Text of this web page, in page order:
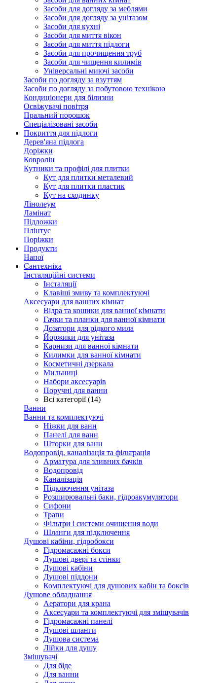
Засоби для догляду за меблями
Засоби для догляду за унітазом
Засоби для кухні
Засоби для миття вікон
Засоби для миття підлоги
Засоби для прочищення труб
Засоби для чищення килимів
Універсальні миючі засоби
Засоби по догляду за взуттям
Засоби по догляду за побутовою технікою
Кондиціонери для білизни
Освіжувачі повітря
Пральний порошок
Спеціалізовані засоби
Покриття для підлоги
Дерев'яна підлога
Доріжки
Ковролін
Кутники та профілі для плитки
Кут для плитки металевий
Кут для плитки пластик
Кут на сходинку
Лінолеум
Ламінат
Підложки
Плінтус
Поріжки
Продукти
Напої
Сантехніка
Інсталяційні системи
Інсталяції
Клавіші змиву та комплектуючі
Аксесуари для ванних кімнат
Відра та кошики для ванної кімнати
Гачки та планки для ванної кімнати
Дозатори для рідкого мила
Йоржики для унітаза
Карнизи для ванної кімнати
Килимки для ванної кімнати
Косметичні дзеркала
Мильниці
Набори аксесуарів
Поручні для ванни
Всі категорії (14)
Ванни
Ванни та комплектуючі
Ніжки для ванн
Панелі для ванн
Шторки для ванн
Водопровід, каналізація та фільтрація
Арматура для зливних бачків
Водопровід
Каналізація
Підключення унітаза
Розширювальні баки, гідроакумулятори
Сифони
Трапи
Фільтри і системи очищення води
Шланги для підключення
Душові кабіни, гідробокси
Гідромасажні бокси
Душові двері та стінки
Душові кабіни
Душові піддони
Комплектуючі для душових кабін та боксів
Душове обладнання
Аератори для крана
Аксесуари та комплектуючі для змішувачів
Гідромасажні панелі
Душові шланги
Душова система
Лійки для душу
Змішувачі
Для біде
Для ванни